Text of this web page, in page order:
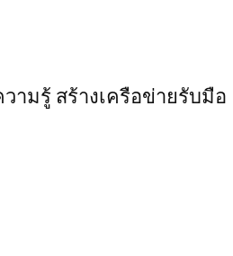
วามรู้ สร้างเครือข่ายรับมือ